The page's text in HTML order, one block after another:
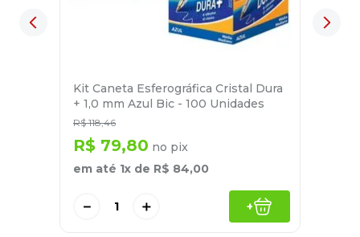
Kit Caneta Esferográfica Cristal Dura
+ 1,0 mm Azul Bic - 100 Unidades
R$ 118,46
R$ 79,80 no pix
em até 1x de R$ 84,00
＋
－ +